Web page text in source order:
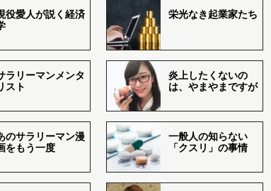
役愛人が説く経済
栄光なき起業家たち
ラリーマンメンタ
スト
炎上したくないの
は、やまやまですが
のサラリーマン漫
をもう一度
一般人の知らない
「クスリ」の事情